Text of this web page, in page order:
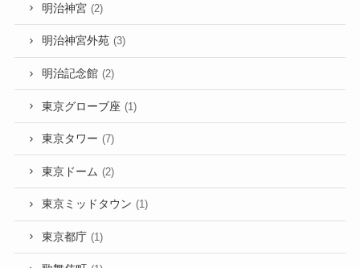
明治神宮 (2)
明治神宮外苑 (3)
明治記念館 (2)
東京グローブ座 (1)
東京タワー (7)
東京ドーム (2)
東京ミッドタウン (1)
東京都庁 (1)